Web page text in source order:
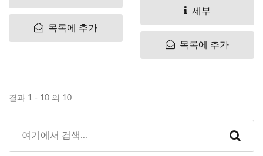
목록에 추가
세부
목록에 추가
결과 1 - 10 의 10